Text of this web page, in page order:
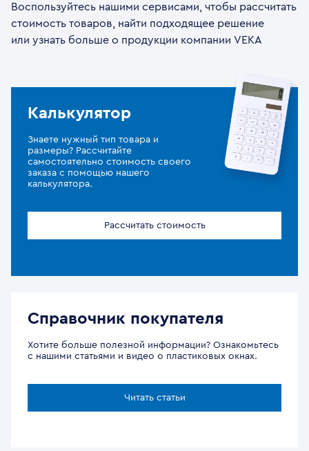
Воспользуйтесь нашими сервисами, чтобы рассчитать
стоимость товаров, найти подходящее решение
или узнать больше о продукции компании VEKA
Калькулятор
Знаете нужный тип товара и
размеры? Рассчитайте
самостоятельно стоимость своего
заказа с помощью нашего
калькулятора.
Рассчитать стоимость
Справочник покупателя
Хотите больше полезной информации? Ознакомьтесь
с нашими статьями и видео о пластиковых окнах.
Читать статьи